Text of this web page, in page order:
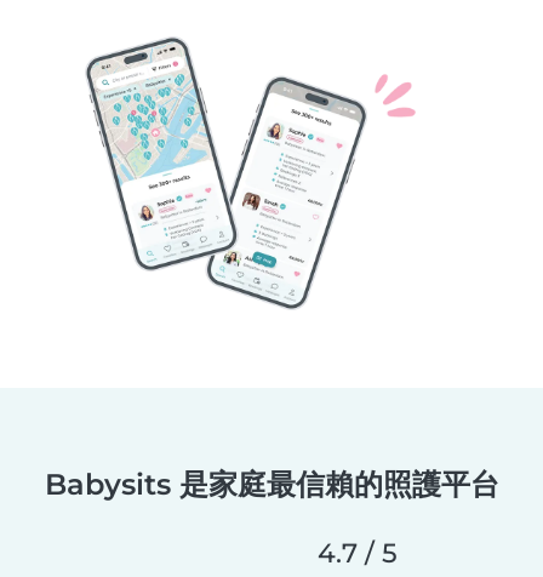
Babysits 是家庭最信賴的照護平台
4.7 / 5